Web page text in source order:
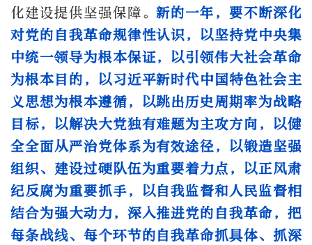
化建设提供坚强保障。新的一年，要不断深化
对党的自我革命规律性认识，以坚持党中央集
中统一领导为根本保证，以引领伟大社会革命
为根本目的，以习近平新时代中国特色社会主
义思想为根本遵循，以跳出历史周期率为战略
目标，以解决大党独有难题为主攻方向，以健
全全面从严治党体系为有效途径，以锻造坚强
组织、建设过硬队伍为重要着力点，以正风肃
纪反腐为重要抓手，以自我监督和人民监督相
结合为强大动力，深入推进党的自我革命，把
每条战线、每个环节的自我革命抓具体、抓深